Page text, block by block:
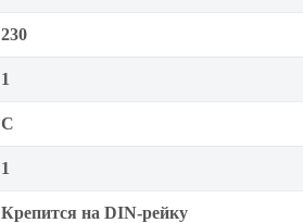
230
1
C
1
Крепится на DIN-рейку